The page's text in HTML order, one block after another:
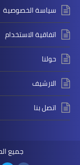
سياسة الخصوصية
اتفاقية الاستخدام
حولنا
الارشيف
اتصل بنا
جميع